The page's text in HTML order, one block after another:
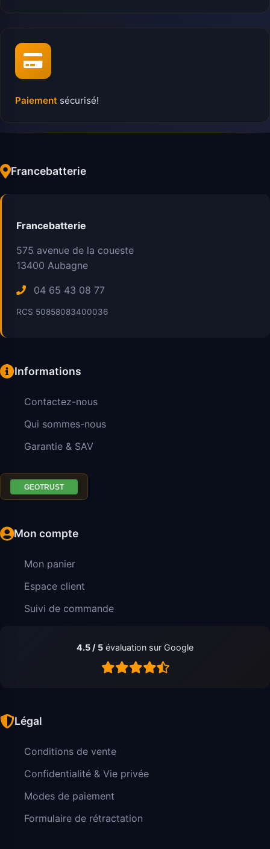
Paiement sécurisé!
Francebatterie
Francebatterie
575 avenue de la coueste
13400 Aubagne
04 65 43 08 77
RCS 50858083400036
Informations
Contactez-nous
Qui sommes-nous
Garantie & SAV
Mon compte
Mon panier
Espace client
Suivi de commande
4.5 / 5 évaluation sur Google
Légal
Conditions de vente
Confidentialité & Vie privée
Modes de paiement
Formulaire de rétractation